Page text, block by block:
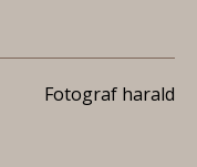
Fotograf harald